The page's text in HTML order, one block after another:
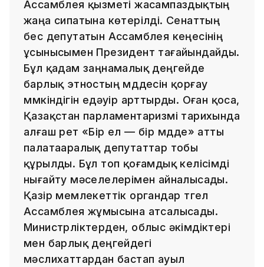
Ассамблея қызметі жасампаздықтың
жаңа сипатына көтерілді. Сенаттың
бес депутатын Ассамблея кеңесінің
ұсынысымен Президент тағайындайды.
Бұл қадам заңнамалық деңгейде
барлық этностың мүддесін қорғау
мүмкіндігін едәуір арттырды. Оған қоса,
Қазақстан парламентаризмі тарихында
алғаш рет «Бір ел — бір мүдде» атты
палатааралық депутаттар тобы
құрылды. Бұл топ қоғамдық келісімді
нығайту мәселелерімен айналысады.
Қазір мемлекеттік органдар түгел
Ассамблея жұмысына атсалысады.
Министрліктерден, облыс әкімдіктері
мен барлық деңгейдегі
мәслихаттардан бастап ауыл